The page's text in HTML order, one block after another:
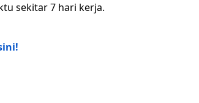
sekitar 7 hari kerja.